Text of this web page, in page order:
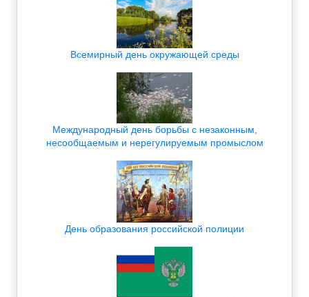
Всемирный день окружающей среды
Международный день борьбы с незаконным,
несообщаемым и нерегулируемым промыслом
День образования российской полиции